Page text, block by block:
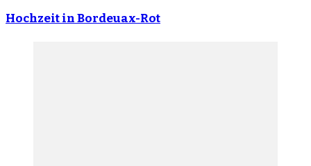
Hochzeit in Bordeuax-Rot